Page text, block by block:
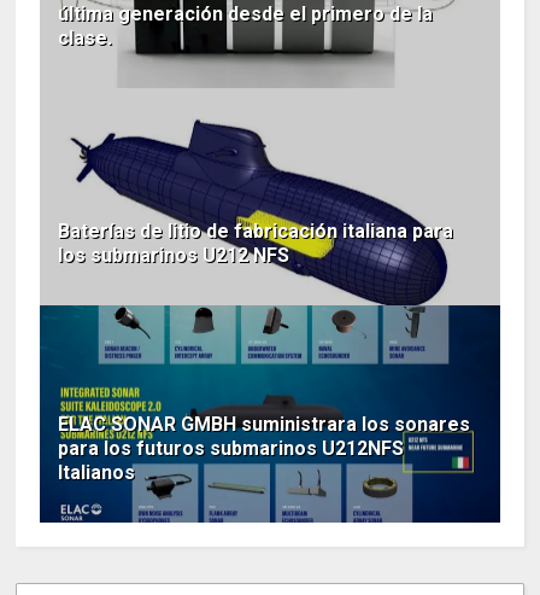
última generación desde el primero de la
clase.
Baterías de litio de fabricación italiana para
los submarinos U212 NFS
ELAC SONAR GMBH suministrara los sonares
para los futuros submarinos U212NFS
Italianos